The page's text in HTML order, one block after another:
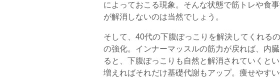
によっておこる現象。そんな状態で筋トレや食
が解消しないのは当然でしょう。
そして、40代の下腹ぽっこりを解決してくれる
の強化。インナーマッスルの筋力が戻れば、内
ると、下腹ぽっこりも自然と解消されていくと
増えればそれだけ基礎代謝もアップ。痩せやす